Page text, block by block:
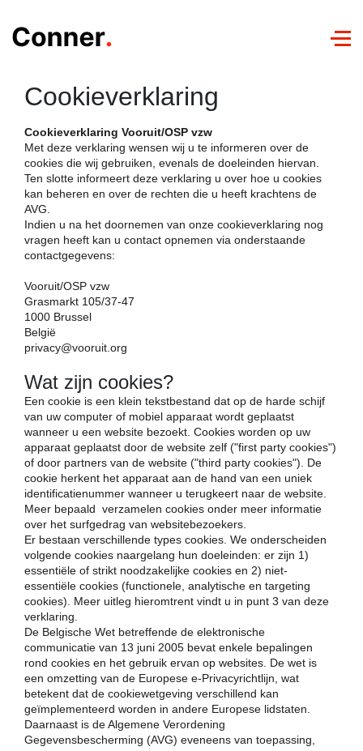
Luistertour
Videoboodschap
Cookieverklaring
Cookieverklaring Vooruit/OSP vzw
Met deze verklaring wensen wij u te informeren over de
cookies die wij gebruiken, evenals de doeleinden hiervan.
Ten slotte informeert deze verklaring u over hoe u cookies
kan beheren en over de rechten die u heeft krachtens de
AVG.
Indien u na het doornemen van onze cookieverklaring nog
vragen heeft kan u contact opnemen via onderstaande
contactgegevens:
Vooruit/OSP vzw
Grasmarkt 105/37-47
1000 Brussel
België
privacy@vooruit.org
Wat zijn cookies?
Een cookie is een klein tekstbestand dat op de harde schijf
van uw computer of mobiel apparaat wordt geplaatst
wanneer u een website bezoekt. Cookies worden op uw
apparaat geplaatst door de website zelf ("first party cookies")
of door partners van de website ("third party cookies"). De
cookie herkent het apparaat aan de hand van een uniek
identificatienummer wanneer u terugkeert naar de website.
Meer bepaald verzamelen cookies onder meer informatie
over het surfgedrag van websitebezoekers.
Er bestaan verschillende types cookies. We onderscheiden
volgende cookies naargelang hun doeleinden: er zijn 1)
essentiële of strikt noodzakelijke cookies en 2) niet-
essentiële cookies (functionele, analytische en targeting
cookies). Meer uitleg hieromtrent vindt u in punt 3 van deze
verklaring.
De Belgische Wet betreffende de elektronische
communicatie van 13 juni 2005 bevat enkele bepalingen
rond cookies en het gebruik ervan op websites. De wet is
een omzetting van de Europese e-Privacyrichtlijn, wat
betekent dat de cookiewetgeving verschillend kan
geïmplementeerd worden in andere Europese lidstaten.
Daarnaast is de Algemene Verordening
Gegevensbescherming (AVG) eveneens van toepassing,